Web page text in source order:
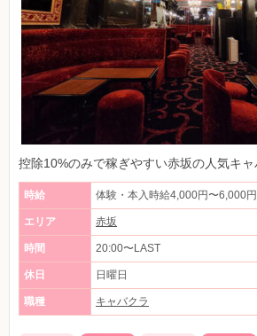
控除10%のみで稼ぎやすい赤坂の人気キャ
時給 体験・本入時給4,000円〜6,000
エリア 赤坂
時間 20:00〜LAST
休日 日曜日
職種 キャバクラ